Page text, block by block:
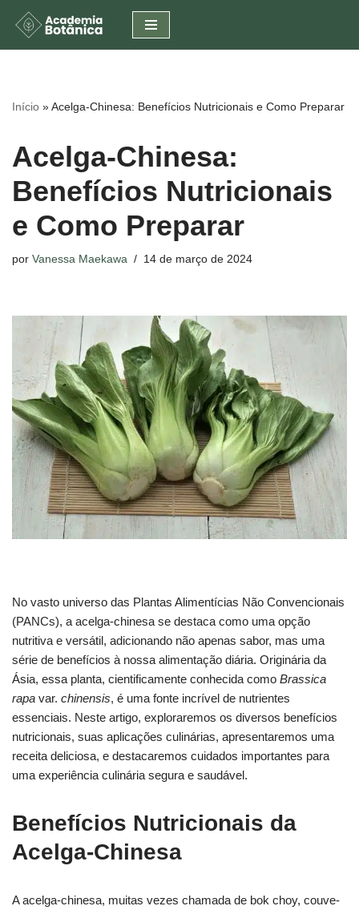
Pular
conteúdo
Início »Acelga-Chinesa: Benefícios Nutricionais e Como Preparar
Acelga-Chinesa:
Benefícios Nutricionais
e Como Preparar
por Vanessa Maekawa 14 de março de 2024
No vasto universo das Plantas Alimentícias Não Convencionais
(PANCs), a acelga-chinesa se destaca como uma opção
nutritiva e versátil, adicionando não apenas sabor, mas uma
série de benefícios à nossa alimentação diária. Originária da
Ásia, essa planta, cientificamente conhecida como Brassica
rapa var. chinensis, é uma fonte incrível de nutrientes
essenciais. Neste artigo, exploraremos os diversos benefícios
nutricionais, suas aplicações culinárias, apresentaremos uma
receita deliciosa, e destacaremos cuidados importantes para
uma experiência culinária segura e saudável.
Benefícios Nutricionais da
Acelga-Chinesa
A acelga-chinesa, muitas vezes chamada de bok choy, couve-